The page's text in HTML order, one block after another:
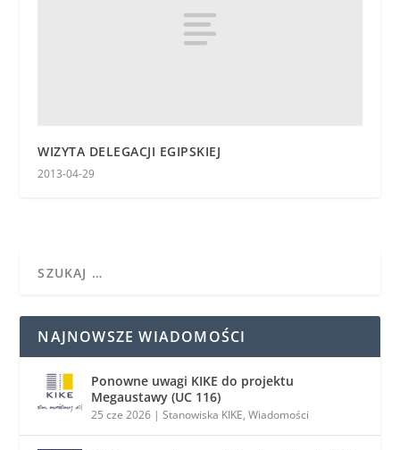
WIZYTA DELEGACJI EGIPSKIEJ
2013-04-29
NAJNOWSZE WIADOMOŚCI
Ponowne uwagi KIKE do projektu
Megaustawy (UC 116)
25 cze 2026 |Stanowiska KIKE,Wiadomości